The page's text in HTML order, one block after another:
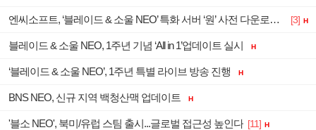
엔씨소프트, ‘블레이드 & 소울 NEO’ 특화 서버 ‘원’ 사전 다운로드 시작 [3] H
블레이드 & 소울 NEO, 1주년 기념 ‘All in 1’업데이트 실시 H
‘블레이드 & 소울 NEO’, 1주년 특별 라이브 방송 진행 H
BNS NEO, 신규 지역 백청산맥 업데이트 H
'블소 NEO', 북미/유럽 스팀 출시...글로벌 접근성 높인다 [11] H